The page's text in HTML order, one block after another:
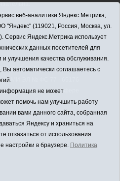
Россия, Тюменская
район, с. Аромашево, ул.
редакции:
2-30-58
СМИ ЭЛ № ФС 77 - 65176
по надзору в сфере
технологий и массовых
28.03.2016 г.
издательский
Барабанщиков
веб-аналитики Яндекс.Метрика,
"Яндекс" (119021, Россия, Москва, ул.
Сервис Яндекс.Метрика использует
данных посетителей для
улучшения качества обслуживания.
автоматически соглашаетесь с
не может
помочь нам улучшить работу
вами данного сайта, собранная
Яндексу и храниться на
отказаться от использования
настройки в браузере. Политика